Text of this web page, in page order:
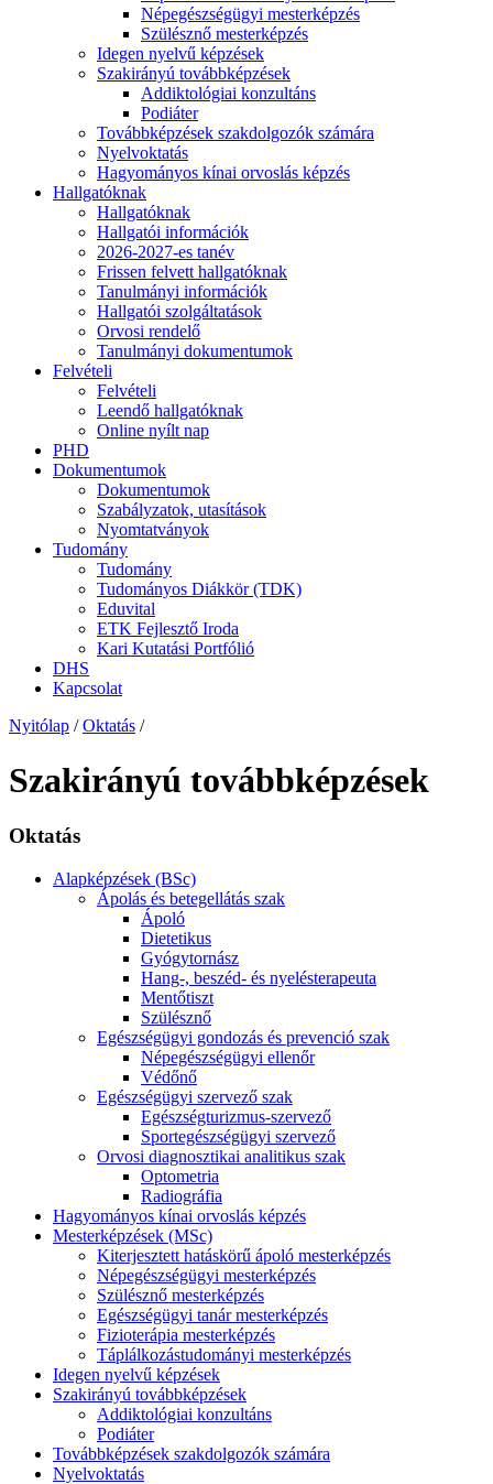
Népegészségügyi mesterképzés
Szülésznő mesterképzés
Idegen nyelvű képzések
Szakirányú továbbképzések
Addiktológiai konzultáns
Podiáter
Továbbképzések szakdolgozók számára
Nyelvoktatás
Hagyományos kínai orvoslás képzés
Hallgatóknak
Hallgatóknak
Hallgatói információk
2026-2027-es tanév
Frissen felvett hallgatóknak
Tanulmányi információk
Hallgatói szolgáltatások
Orvosi rendelő
Tanulmányi dokumentumok
Felvételi
Felvételi
Leendő hallgatóknak
Online nyílt nap
PHD
Dokumentumok
Dokumentumok
Szabályzatok, utasítások
Nyomtatványok
Tudomány
Tudomány
Tudományos Diákkör (TDK)
Eduvital
ETK Fejlesztő Iroda
Kari Kutatási Portfólió
DHS
Kapcsolat
Nyitólap / Oktatás /
Szakirányú továbbképzések
Oktatás
Alapképzések (BSc)
Ápolás és betegellátás szak
Ápoló
Dietetikus
Gyógytornász
Hang-, beszéd- és nyelésterapeuta
Mentőtiszt
Szülésznő
Egészségügyi gondozás és prevenció szak
Népegészségügyi ellenőr
Védőnő
Egészségügyi szervező szak
Egészségturizmus-szervező
Sportegészségügyi szervező
Orvosi diagnosztikai analitikus szak
Optometria
Radiográfia
Hagyományos kínai orvoslás képzés
Mesterképzések (MSc)
Kiterjesztett hatáskörű ápoló mesterképzés
Népegészségügyi mesterképzés
Szülésznő mesterképzés
Egészségügyi tanár mesterképzés
Fizioterápia mesterképzés
Táplálkozástudományi mesterképzés
Idegen nyelvű képzések
Szakirányú továbbképzések
Addiktológiai konzultáns
Podiáter
Továbbképzések szakdolgozók számára
Nyelvoktatás